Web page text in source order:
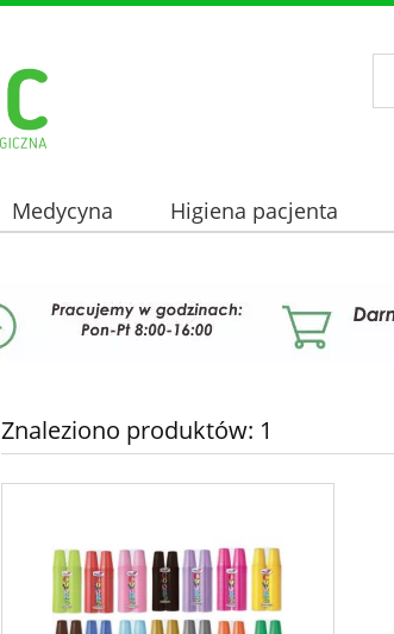
Medycyna Higiena pacjenta
Znaleziono produktów: 1